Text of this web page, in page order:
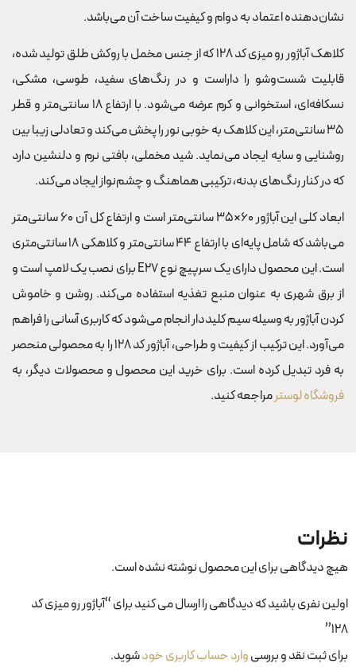
نشان‌دهنده اعتماد به دوام و کیفیت ساخت آن می‌باشد.
کلاهک آباژور رو میزی کد 128 که از جنس مخمل با روکش طلق تولید شده،
قابلیت شست‌وشو را داراست و در رنگ‌های سفید، طوسی، مشکی،
نسکافه‌ای، استخوانی و کرم عرضه می‌شود. با ارتفاع 18 سانتی‌متر و قطر
35 سانتی‌متر، این کلاهک به خوبی نور را پخش می‌کند و تعادلی زیبا بین
روشنایی و سایه ایجاد می‌نماید. شید مخملی، بافتی نرم و دلنشین دارد
که در کنار رنگ‌های بدنه، ترکیبی هماهنگ و چشم‌نواز ایجاد می‌کند.
ابعاد کلی این آباژور 60×35 سانتی‌متر است و ارتفاع کل آن 60 سانتی‌متر
می‌باشد که شامل پایه‌ای با ارتفاع 44 سانتی‌متر و کلاهکی 18 سانتی‌متری
است. این محصول دارای یک سرپیچ نوع E27 برای نصب یک لامپ است و
از برق شهری به عنوان منبع تغذیه استفاده می‌کند. روشن و خاموش
کردن آباژور به وسیله سیم کلیددار انجام می‌شود که کاربری آسانی را فراهم
می‌آورد. این ترکیب از کیفیت و طراحی، آباژور کد 128 را به محصولی منحصر
به فرد تبدیل کرده است. برای خرید این محصول و محصولات دیگر، به
فروشگاه لوسترمراجعه کنید.
نظرات
هیچ دیدگاهی برای این محصول نوشته نشده است.
اولین نفری باشید که دیدگاهی را ارسال می کنید برای “آباژور رو میزی کد
۱۲۸”
برای ثبت نقد و بررسیوارد حساب کاربری خودشوید.